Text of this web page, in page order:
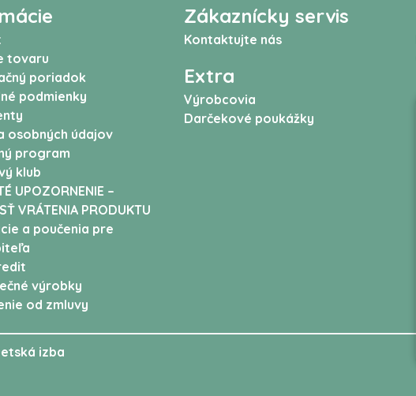
tovaru
poriadok
podmienky
osobných údajov
program
klub
UPOZORNENIE –
VRÁTENIA PRODUKTU
a poučenia pre
výrobky
od zmluvy
Zákaznícky servis
Kontaktujte nás
Extra
Výrobcovia
Darčekové poukážky
izba